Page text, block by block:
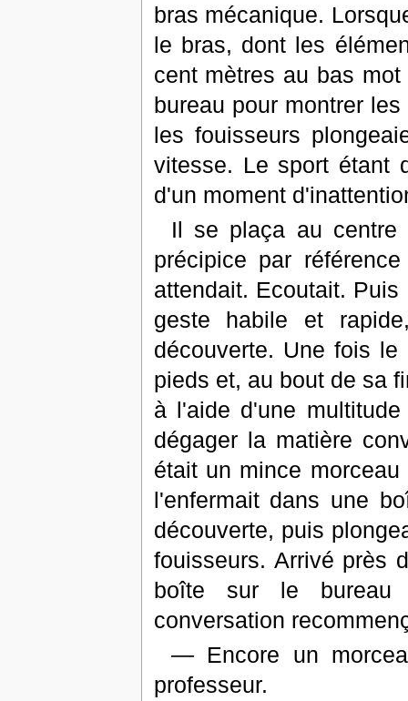
bras mécanique.
le bras, dont les
cent mètres au bas
bureau pour montrer
les fouisseurs
vitesse. Le sport étant
d'un moment
Il se plaça au centre
précipice par
attendait. Ecoutait.
geste habile et
découverte. Une fois
pieds et, au bout de sa
à l'aide d'une
dégager la matière
était un mince
l'enfermait dans une
découverte, puis
fouisseurs. Arrivé près
boîte sur le bureau
conversation
— Encore un
professeur.